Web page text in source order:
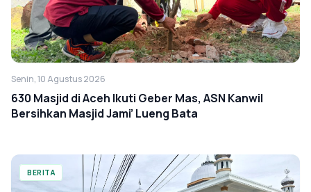
Senin, 10 Agustus 2026
630 Masjid di Aceh Ikuti Geber Mas, ASN Kanwil
Bersihkan Masjid Jami’ Lueng Bata
BERITA